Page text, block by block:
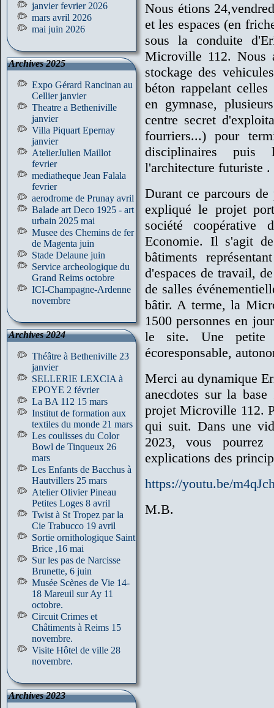
janvier fevrier 2026
mars avril 2026
mai juin 2026
Archives 2025
Expo Gérard Rancinan au
Cellier janvier
Theatre a Betheniville
janvier
Villa Piquart Epernay
janvier
AtelierJulien Maillot
fevrier
mediatheque Jean Falala
fevrier
aerodrome de Prunay avril
Balade art Deco 1925 - art
urbain 2025 mai
Musee des Chemins de fer
de Magenta juin
Stade Delaune juin
Service archeologique du
Grand Reims octobre
ICI-Champagne-Ardenne
novembre
Archives 2024
Théâtre à Betheniville 23
janvier
SELLERIE LEXCIA à
EPOYE 2 février
La BA 112 15 mars
Institut de formation aux
textiles du monde 21 mars
Les coulisses du Color
Bowl de Tinqueux 26
mars
Les Enfants de Bacchus à
Hautvillers 25 mars
Atelier Olivier Pineau
Petites Loges 8 avril
Twist à St Tropez par la
Cie Trabucco 19 avril
Sortie ornithologique Saint
Brice ,16 mai
Sur les pas de Narcisse
Brunette, 6 juin
Musée Scènes de Vie 14-
18 Mareuil sur Ay 11
octobre.
Circuit Crimes et
Châtiments à Reims 15
novembre.
Visite Hôtel de ville 28
novembre.
Archives 2023
Nous étions
et les espaces (en
sous la conduite
Microville 112. Nous
stockage des
béton rappelant
en gymnase,
centre secret
fourriers...) pour
disciplinaires
l'architecture futuriste .
Durant ce parcours
expliqué le projet
société coopérative
Economie. Il s'agit
bâtiments
d'espaces de travail,
de salles
bâtir. A terme, la
1500 personnes en
le site. Une petite
écoresponsable,
Merci au dynamique
anecdotes sur la
projet Microville 112.
qui suit. Dans une
2023, vous
explications des
https://youtu.be/
M.B.